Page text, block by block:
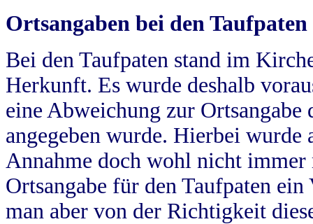
Ortsangaben bei den Taufpaten
Bei den Taufpaten stand im
Herkunft. Es wurde deshalb
eine Abweichung zur
angegeben wurde. Hierbei wurde
Annahme doch wohl nicht
Ortsangabe für den Taufpaten
man aber von der Richtigkeit